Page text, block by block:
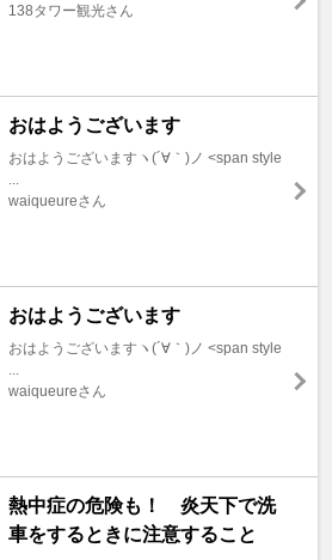
138タワー観光さん
おはようございます
おはようございますヽ(´∀｀)ノ <span style
waiqueureさん
おはようございます
おはようございますヽ(´∀｀)ノ <span style
waiqueureさん
熱中症の危険も！ 炎天下で洗
車をするときに注意すること